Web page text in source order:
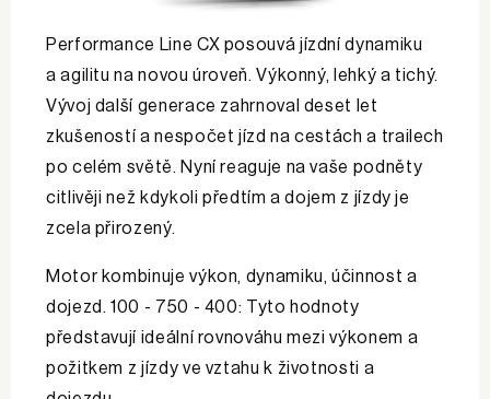
Performance Line CX posouvá jízdní dynamiku
a agilitu na novou úroveň. Výkonný, lehký a tichý.
Vývoj další generace zahrnoval deset let
zkušeností a nespočet jízd na cestách a trailech
po celém světě. Nyní reaguje na vaše podněty
citlivěji než kdykoli předtím a dojem z jízdy je
zcela přirozený.
Motor kombinuje výkon, dynamiku, účinnost a
dojezd. 100 - 750 - 400: Tyto hodnoty
představují ideální rovnováhu mezi výkonem a
požitkem z jízdy ve vztahu k životnosti a